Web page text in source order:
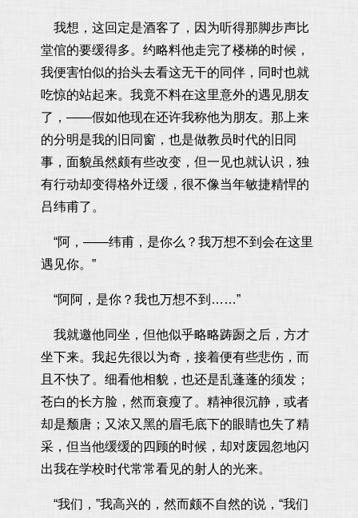
我想，这回定是酒客了，因为听得那脚步声比
堂倌的要缓得多。约略料他走完了楼梯的时候，
我便害怕似的抬头去看这无干的同伴，同时也就
吃惊的站起来。我竟不料在这里意外的遇见朋友
了，——假如他现在还许我称他为朋友。那上来
的分明是我的旧同窗，也是做教员时代的旧同
事，面貌虽然颇有些改变，但一见也就认识，独
有行动却变得格外迂缓，很不像当年敏捷精悍的
吕纬甫了。
“阿，——纬甫，是你么？我万想不到会在这里
遇见你。”
“阿阿，是你？我也万想不到……”
我就邀他同坐，但他似乎略略踌蹰之后，方才
坐下来。我起先很以为奇，接着便有些悲伤，而
且不快了。细看他相貌，也还是乱蓬蓬的须发；
苍白的长方脸，然而衰瘦了。精神很沉静，或者
却是颓唐；又浓又黑的眉毛底下的眼睛也失了精
采，但当他缓缓的四顾的时候，却对废园忽地闪
出我在学校时代常常看见的射人的光来。
“我们，”我高兴的，然而颇不自然的说，“我们